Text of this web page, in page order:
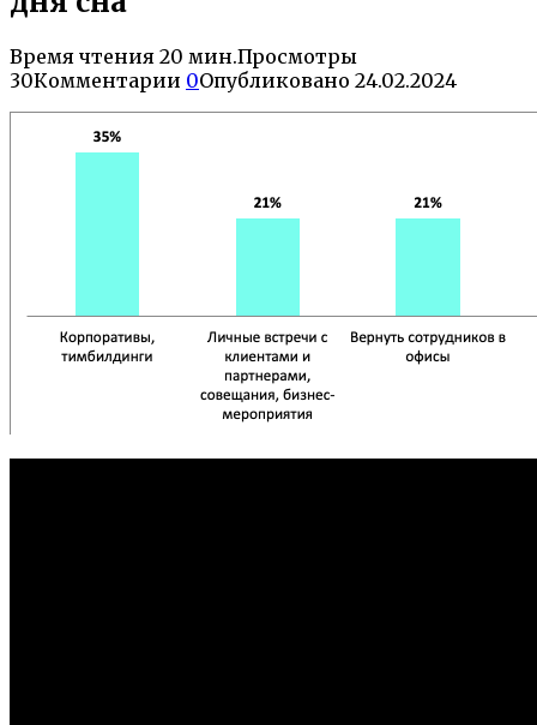
Время чтения 20 мин.Просмотры
30Комментарии 0Опубликовано 24.02.2024